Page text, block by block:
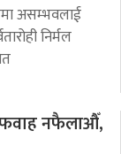
असम्भवलाई
निर्मल
नफैलाऔँ,